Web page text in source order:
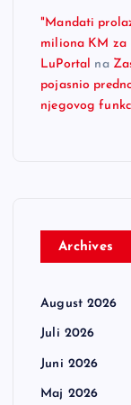
"Mandati
miliona KM za
LuPortal na
pojasnio
njegovog
Archives
August 2026
Juli 2026
Juni 2026
Maj 2026